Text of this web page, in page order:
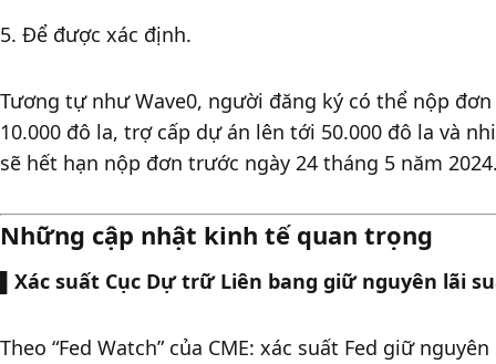
5. Để được xác định.
Tương tự như Wave0, người đăng ký có thể nộp
10.000 đô la, trợ cấp dự án lên tới 50.000 đô la và
sẽ hết hạn nộp đơn trước ngày 24 tháng 5 năm
Những cập nhật kinh tế quan trọng
Xác suất Cục Dự trữ Liên bang giữ nguyên lãi
Theo “Fed Watch” của CME: xác suất Fed giữ